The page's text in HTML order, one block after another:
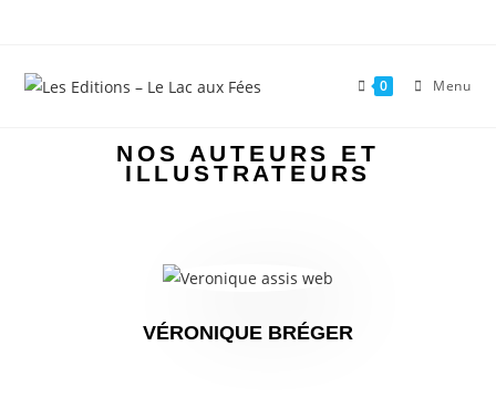
0 Menu
NOS AUTEURS ET
ILLUSTRATEURS
VÉRONIQUE BRÉGER